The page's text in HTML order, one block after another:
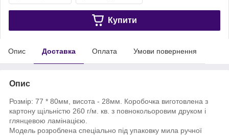
Купити
Опис Доставка Оплата Умови повернення
Опис
Розмір: 77 * 80мм, висота - 28мм. Коробочка виготовлена з
картону щільністю 260 г/м. кв. з повнокольоровим друком і
глянцевою ламінацією.
Модель розроблена спеціально під упаковку мила ручної